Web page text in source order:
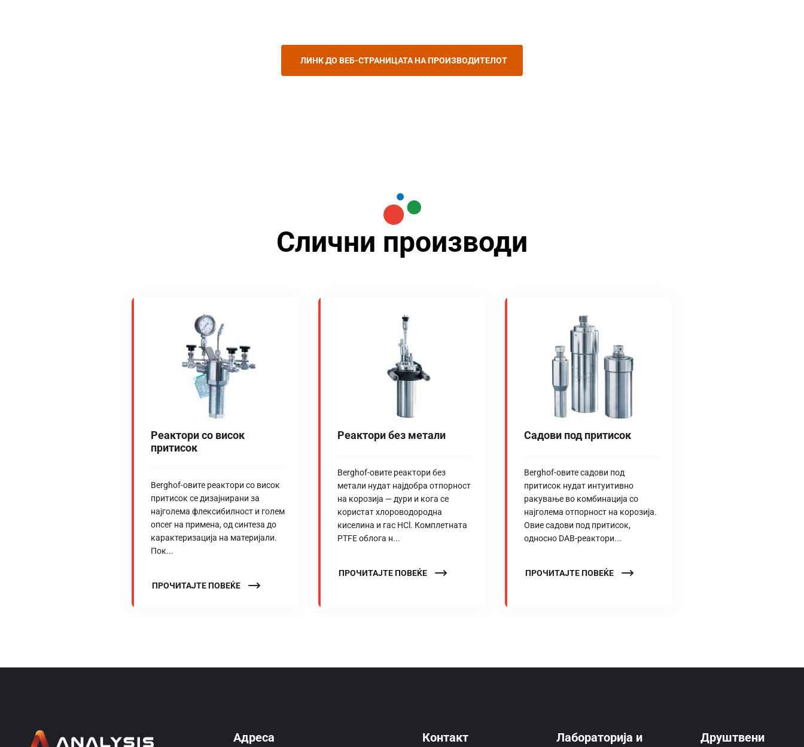
ЛИНК ДО ВЕБ-СТРАНИЦАТА НА ПРОИЗВОДИТЕЛОТ
Слични производи
Реактори со висок
притисок
Berghof-овите реактори со висок
притисок се дизајнирани за
најголема флексибилност и голем
опсег на примена, од синтеза до
карактеризација на материјали.
Пок...
ПРОЧИТАЈТЕ ПОВЕЌЕ
Реактори без метали
Berghof-овите реактори без
метали нудат најдобра отпорност
на корозија — дури и кога се
користат хлороводородна
киселина и гас HCl. Комплетната
PTFE облога н...
ПРОЧИТАЈТЕ ПОВЕЌЕ
Садови под притисок
Berghof-овите садови под
притисок нудат интуитивно
ракување во комбинација со
најголема отпорност на корозија.
Овие садови под притисок,
односно DAB-реактори...
ПРОЧИТАЈТЕ ПОВЕЌЕ
Адреса Контакт
Лабораторија и
Друштвени